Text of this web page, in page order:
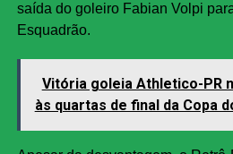
saída do goleiro Fabian Volpi
Esquadrão.
Vitória goleia Athletico-PR
às quartas de final da Copa